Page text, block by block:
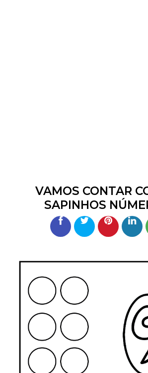
VAMOS CONTAR
SAPINHOS